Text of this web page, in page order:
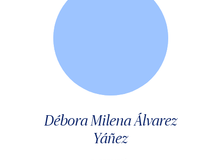
Débora Milena Álvarez
Yáñez